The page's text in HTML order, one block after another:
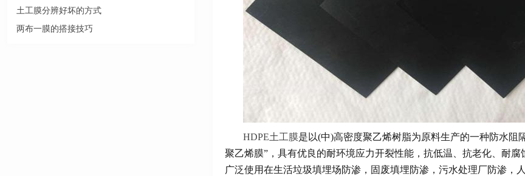
HDPE土工膜是以(中)高密度聚乙烯树脂为原料生产的一种防水阻
聚乙烯膜”，具有优良的耐环境应力开裂性能，抗低温、抗老化、耐
广泛使用在生活垃圾填埋场防渗，固废填埋防渗，污水处理厂防渗，
土工膜分辨好坏的方式
两布一膜的搭接技巧